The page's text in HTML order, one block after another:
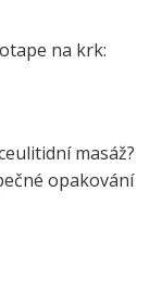
na krk:
masáž?
opakování